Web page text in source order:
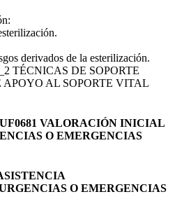
derivados de la esterilización.
TÉCNICAS DE SOPORTE
AL SOPORTE VITAL
VALORACIÓN INICIAL
O EMERGENCIAS
O EMERGENCIAS